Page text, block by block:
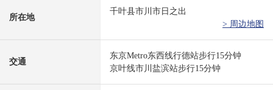
所在地
千叶县市川市日之出
> 周边地图
交通
东京Metro东西线行德站步行15分钟
京叶线市川盐滨站步行15分钟